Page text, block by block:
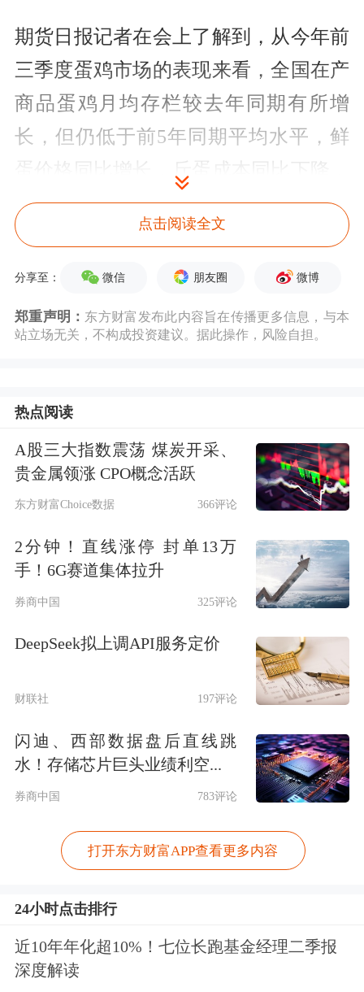
期货日报记者在会上了解到，从今年前
三季度蛋鸡市场的表现来看，全国在产
商品蛋鸡月均存栏较去年同期有所增
长，但仍低于前5年同期平均水平，鲜
商品代蛋鸡场的盈利水平非常高。
市场人士表示，受非洲猪瘟疫情的影
响，我国能繁母猪和生猪存栏均有大幅
下降，对鸡蛋价格也产生了影响。一是
加，淘汰鸡价格升高，降低了鲜蛋分摊
成本；三是猪肉价格上涨直接拉升了蛋
价。展望2020年，产蛋鸡存栏虽然会走
高，鲜蛋供给会增加，但如果非洲猪瘟
疫情没有明显缓解，明年的鲜蛋市场可
能依然会是“大年”。
广东壹号食品股份有限公司战略部门总
监梁成强还表示，明年鸡蛋行情预期向
好，当下环境下是产业与资金的博弈，
行情的变数是存栏和淘汰鸡的变化，未
来后备鸡的补栏情况是后期行情的重要
决定因素。
此外，在新市场新环境下，饲料行业也
私募基金总经理表示，一是 2019年饲
料市场从结构上出现变化，猪饲料比重
下降较大，禽饲料消费量持续攀升，各
点击阅读全文
分享至： 微信 朋友圈 微博
郑重声明： 东方财富发布此内容旨在传播更多信息，与本
站立场无关，不构成投资建议。据此操作，风险自担。
热点阅读
A股三大指数震荡 煤炭开采、
贵金属领涨 CPO概念活跃
东方财富Choice数据 366评论
2分钟！直线涨停 封单13万
手！6G赛道集体拉升
券商中国 325评论
DeepSeek拟上调API服务定价
财联社 197评论
闪迪、西部数据盘后直线跳
水！存储芯片巨头业绩利空...
券商中国 783评论
打开东方财富APP查看更多内容
24小时点击排行
近10年年化超10%！七位长跑基金经理二季报
深度解读